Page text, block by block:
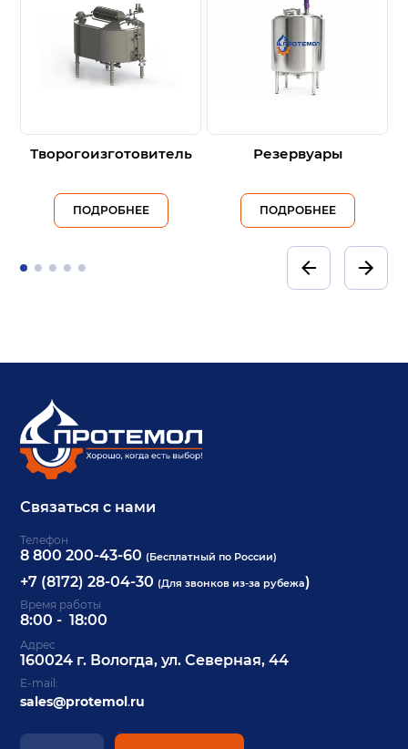
Творогоизготовитель
ПОДРОБНЕЕ
Резервуары
ПОДРОБНЕЕ
Связаться с нами
Телефон
8 800 200-43-60 (Бесплатный по России)
+7 (8172) 28-04-30 (Для звонков из-за рубежа)
Время работы
8:00 - 18:00
Адрес
160024 г. Вологда, ул. Северная, 44
E-mail:
sales@protemol.ru